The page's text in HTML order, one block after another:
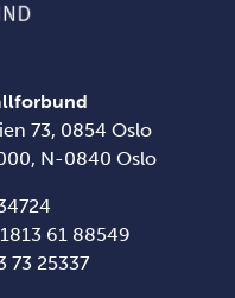
73, 0854 Oslo
N-0840 Oslo
61 88549
73 25337